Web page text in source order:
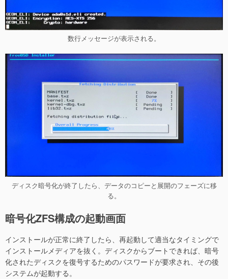
数行メッセージが表示される。
ディスク暗号化が終了したら、データのコピーと展開のフェーズに移
る。
暗号化ZFS構成の起動画面
インストールが正常に終了したら、再起動して適当なタイミングで
インストールメディアを抜く。ディスクからブートできれば、暗号
化されたディスクを復号するためのパスワードが要求され、その後
システムが起動する。